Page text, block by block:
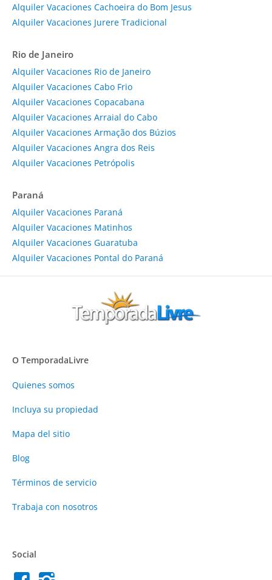
Alquiler Vacaciones Cachoeira do Bom Jesus
Alquiler Vacaciones Jurere Tradicional
Rio de Janeiro
Alquiler Vacaciones Rio de Janeiro
Alquiler Vacaciones Cabo Frio
Alquiler Vacaciones Copacabana
Alquiler Vacaciones Arraial do Cabo
Alquiler Vacaciones Armação dos Búzios
Alquiler Vacaciones Angra dos Reis
Alquiler Vacaciones Petrópolis
Paraná
Alquiler Vacaciones Paraná
Alquiler Vacaciones Matinhos
Alquiler Vacaciones Guaratuba
Alquiler Vacaciones Pontal do Paraná
O TemporadaLivre
Quienes somos
Incluya su propiedad
Mapa del sitio
Blog
Términos de servicio
Trabaja con nosotros
Social